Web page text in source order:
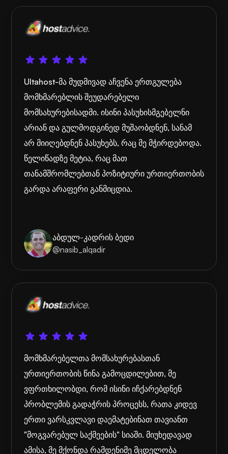
Ultahost-მა მუდმივად აჩვენა ერთგულება
მომხმარებლის შეუდარებელი
მომსახურებისადმი. ისინი პასუხისმგებელნი
არიან და გულმოდგინედ მუშაობდნენ, სანამ
არ მიიღებდნენ პასუხებს, რაც მე მჭირდებოდა.
წელიწადზე მეტია, რაც მათ
თანამშრომლებთან პოზიტიური ურთიერთობის
გარდა არაფერი განმიცდია.
აბდულ-კადრის ბედი
@nasib_alqadir
მომხმარებელთა მომსახურებასთან
ურთიერთობის წინა გამოცდილებით, მე
ვფრთხილობდი, რომ ისინი იჩქარებდნენ
პრობლემის გადაჭრის პროცესს, რათა კიდევ
ერთი ვარსკვლავი დაემატებინათ თავიანთ
"მოგვარებულ საქმეების" სიაში. მიუხედავად
ამისა, მე მქონდა რამდენიმე მცდელობა